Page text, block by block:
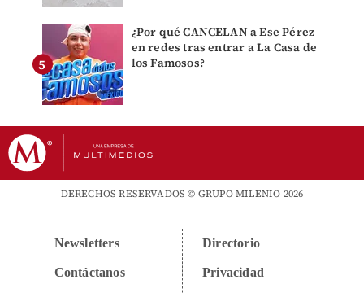
¿Por qué CANCELAN a Ese Pérez
en redes tras entrar a La Casa de
los Famosos?
DERECHOS RESERVADOS © GRUPO MILENIO 2026
Newsletters
Contáctanos
Directorio
Privacidad